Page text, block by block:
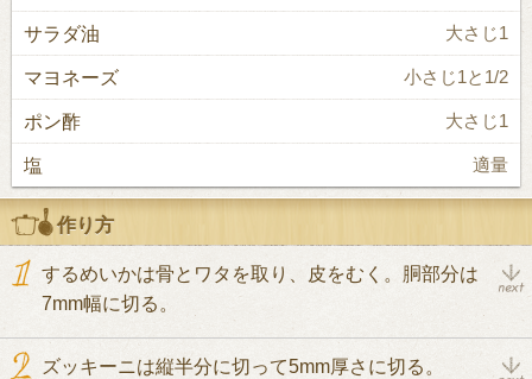
サラダ油 大さじ1
マヨネーズ 小さじ1と1/2
ポン酢 大さじ1
塩 適量
作り方
するめいかは骨とワタを取り、皮をむく。胴部分は
7mm幅に切る。
ズッキーニは縦半分に切って5mm厚さに切る。